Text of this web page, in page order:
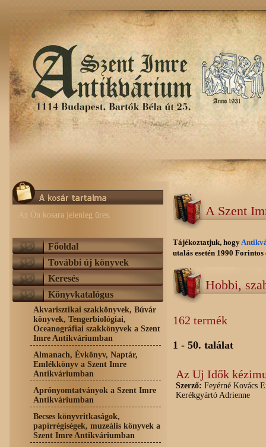
Az Ön kosara jelenleg üres.
Főoldal
További új könyvek
Keresés
Könyvkatalógus
Akvarisztikai szakkönyvek, Búvár
könyvek, Tengerbiológiai,
Oceanográfiai szakkönyvek a Szent
Imre Antikváriumban
Almanach, Évkönyv, Naptár,
Emlékkönyv a Szent Imre
Antikváriumban
Aprónyomtatványok a Szent Imre
Antikváriumban
Becses könyvritkaságok,
papírrégiségek, muzeális könyvek a
Szent Imre Antikváriumban
A Szent
Tájékoztatjuk, hogy
utalás esetén 1990
Hobbi,
162 termék
1 - 50. találat
Az Uj Idők
Szerző: Feyérné Kovács
Kerékgyártó Adrienne